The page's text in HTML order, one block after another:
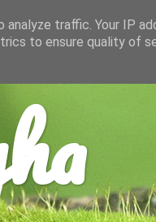
traffic. Your IP
to ensure quality of